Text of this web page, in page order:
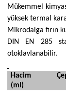
Mükemmel
yüksek termal
Mikrodalga fırın
DIN EN 285
otoklavlanabilir.
Hacim
(ml)